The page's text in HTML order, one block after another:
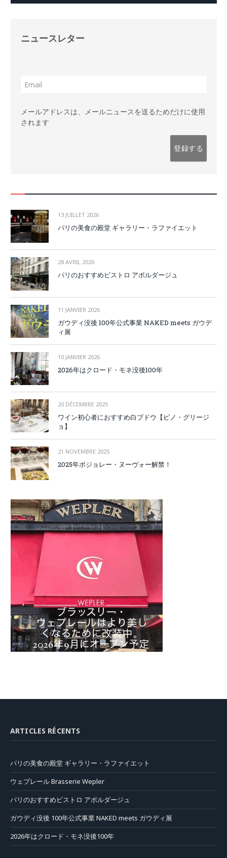
ニュースレター
メールアドレスは、メールニュースを送るためだけに使用
されます
13 JUILLET 2026
パリの美食の殿堂 ギャラリー・ラファイエット
28 AVRIL 2026
パリのおすすめビストロ アボルダージュ
11 JANVIER 2026
ガウディ没後 100年公式事業 NAKED meets ガウデ
ィ展
10 JANVIER 2026
2026年はクロード・モネ没後100年
20 DÉCEMBRE 2025
ワイン初心者におすすめ白ブドウ【ピノ・グリージ
ョ】
21 NOVEMBRE 2025
2025年ボジョレー・ヌーヴォー解禁！
ARTICLES RÉCENTS
パリの美食の殿堂 ギャラリー・ラファイエット
ウェプレール Brasserie Wepler
パリのおすすめビストロ アボルダージュ
ガウディ没後 100年公式事業 NAKED meets ガウディ展
2026年はクロード・モネ没後100年